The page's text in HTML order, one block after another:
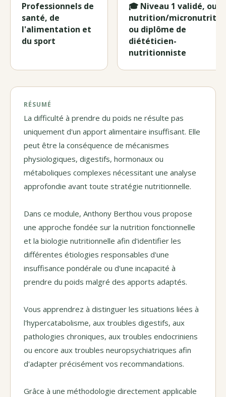
Professionnels de
santé, de
l'alimentation et
du sport
🎓 Niveau 1 validé, ou
nutrition/
ou diplôme de
diététicien-
nutritionniste
RÉSUMÉ
La difficulté à prendre du poids ne résulte pas
uniquement d'un apport alimentaire insuffisant. Elle
peut être la conséquence de mécanismes
physiologiques, digestifs, hormonaux ou
métaboliques complexes nécessitant une analyse
approfondie avant toute stratégie nutritionnelle.
Dans ce module, Anthony Berthou vous propose
une approche fondée sur la nutrition fonctionnelle
et la biologie nutritionnelle afin d'identifier les
différentes étiologies responsables d'une
insuffisance pondérale ou d'une incapacité à
prendre du poids malgré des apports adaptés.
Vous apprendrez à distinguer les situations liées à
l'hypercatabolisme, aux troubles digestifs, aux
pathologies chroniques, aux troubles endocriniens
ou encore aux troubles neuropsychiatriques afin
d'adapter précisément vos recommandations.
Grâce à une méthodologie directement applicable